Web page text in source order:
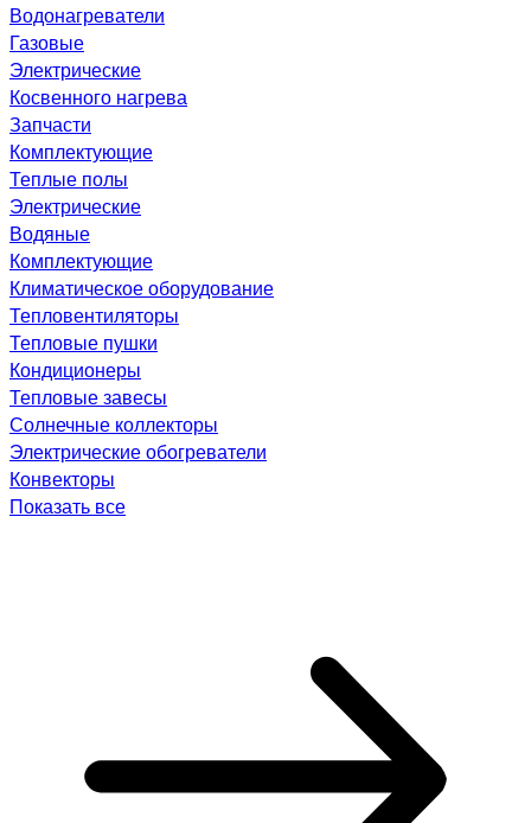
Водонагреватели
Газовые
Электрические
Косвенного нагрева
Запчасти
Комплектующие
Теплые полы
Электрические
Водяные
Комплектующие
Климатическое оборудование
Тепловентиляторы
Тепловые пушки
Кондиционеры
Тепловые завесы
Солнечные коллекторы
Электрические обогреватели
Конвекторы
Показать все